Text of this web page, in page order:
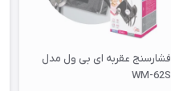
فشارسنج عقربه ای بی ول مدل
WM-62S